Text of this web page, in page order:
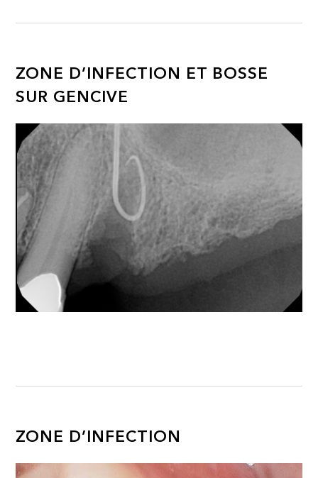
ZONE D’INFECTION ET BOSSE
SUR GENCIVE
ZONE D’INFECTION